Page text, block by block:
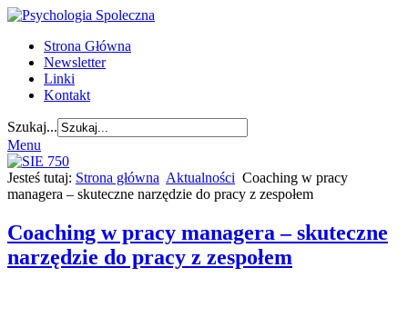
Strona Główna
Newsletter
Linki
Kontakt
Szukaj...
Menu
Jesteś tutaj: Strona główna Aktualności Coaching w pracy
managera – skuteczne narzędzie do pracy z zespołem
Coaching w pracy managera – skuteczne
narzędzie do pracy z zespołem